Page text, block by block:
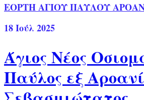
ΕΟΡΤΗ ΑΓΙΟΥ ΠΑΥΛΟΥ
18Ιούλ 2025
Άγιος Νέος
Παύλος εξ